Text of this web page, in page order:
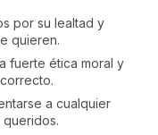
por su lealtad y
quieren.
fuerte ética moral y
a cualquier